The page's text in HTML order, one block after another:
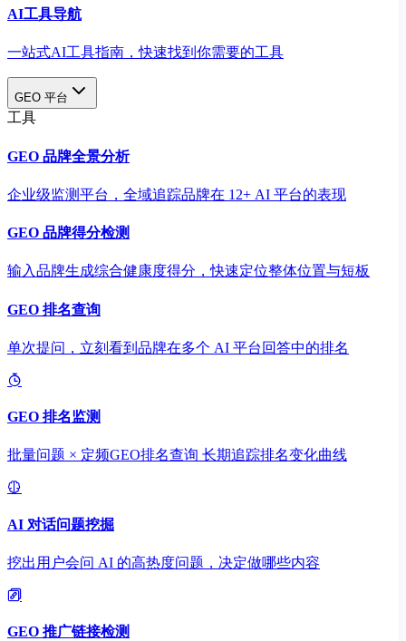
AI工具导航
一站式AI工具指南，快速找到你需要的工具
GEO 平台
工具
GEO 品牌全景分析
企业级监测平台，全域追踪品牌在 12+ AI 平台的表现
GEO 品牌得分检测
输入品牌生成综合健康度得分，快速定位整体位置与短板
GEO 排名查询
单次提问，立刻看到品牌在多个 AI 平台回答中的排名
GEO 排名监测
批量问题 × 定频GEO排名查询 长期追踪排名变化曲线
AI 对话问题挖掘
挖出用户会问 AI 的高热度问题，决定做哪些内容
GEO 推广链接检测